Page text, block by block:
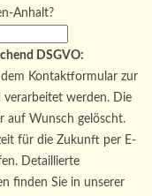
Anhalt?
DSGVO:
dem Kontaktformular zur
werden. Die
auf Wunsch gelöscht.
für die Zukunft per E-
Detaillierte
finden Sie in unserer